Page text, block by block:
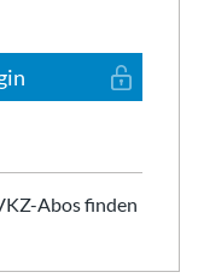
Abos finden